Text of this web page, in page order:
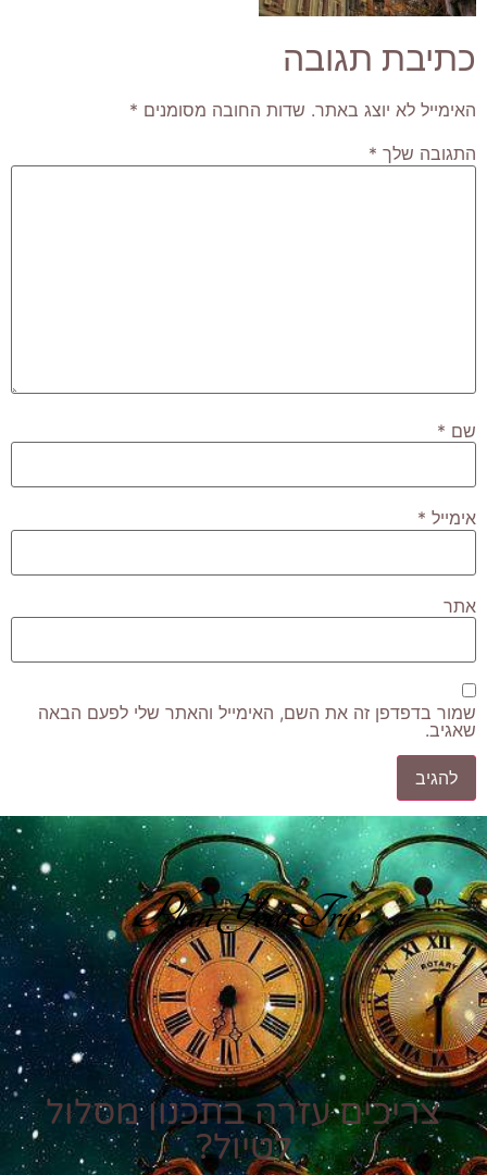
כתיבת תגובה
האימייל לא יוצג באתר. שדות החובה מסומנים *
התגובה שלך *
שם *
אימייל *
אתר
שמור בדפדפן זה את השם, האימייל והאתר שלי לפעם הבאה
שאגיב.
Plan Your Trip
צריכים עזרה בתכנון מסלול
לטיול?